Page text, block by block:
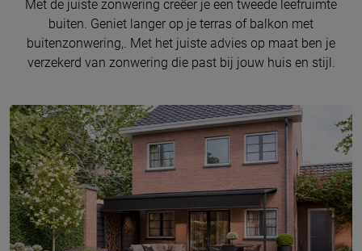
Met de juiste zonwering creëer je een tweede leefruimte
buiten. Geniet langer op je terras of balkon met
buitenzonwering,. Met het juiste advies op maat ben je
verzekerd van zonwering die past bij jouw huis en stijl.